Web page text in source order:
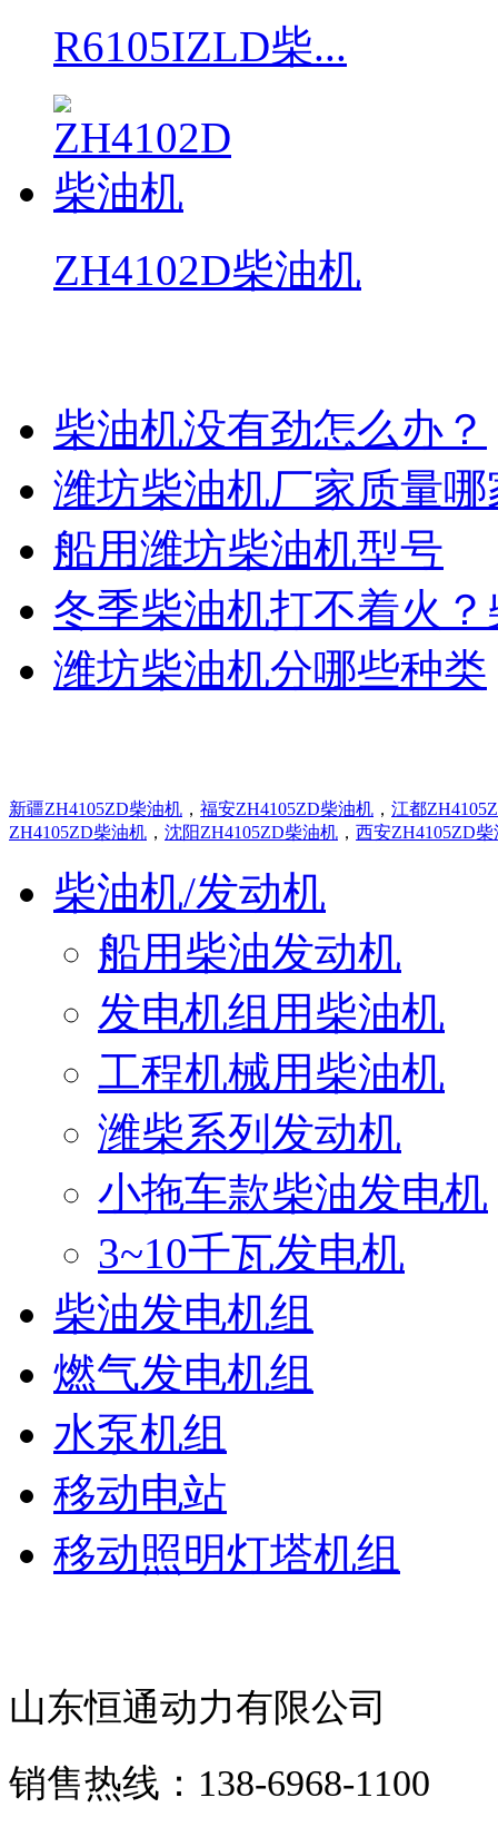
R6105IZLD柴...
ZH4102D柴油机
柴油机没有劲怎么办？
潍坊柴油机厂家质量
船用潍坊柴油机型号
冬季柴油机打不着火
潍坊柴油机分哪些种类
新疆ZH4105ZD柴油机 ， 福安ZH4105ZD柴油机 ， 江都
ZH4105ZD柴油机 ， 沈阳ZH4105ZD柴油机 ， 西安ZH4105ZD柴
柴油机/发动机
船用柴油发动机
发电机组用柴油机
工程机械用柴油机
潍柴系列发动机
小拖车款柴油发电机
3~10千瓦发电机
柴油发电机组
燃气发电机组
水泵机组
移动电站
移动照明灯塔机组
山东恒通动力有限公司
销售热线： 138-6968-1100